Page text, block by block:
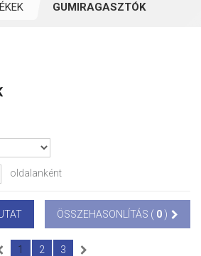
GUMIRAGASZTÓK
oldalanként
ÖSSZEHASONLÍTÁS ( 0 )
1 2 3